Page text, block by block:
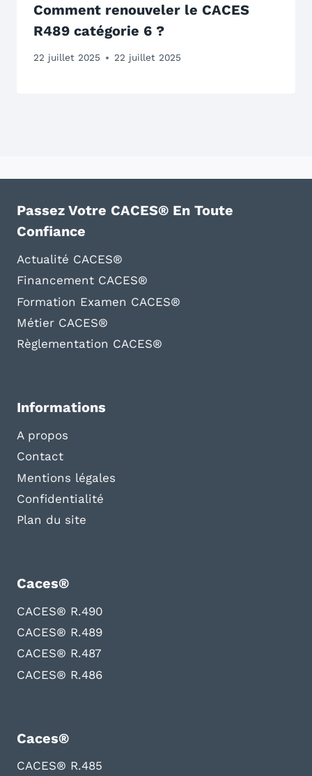
Comment renouveler le CACES
R489 catégorie 6 ?
22 juillet 2025 22 juillet 2025
Passez Votre CACES® En Toute
Confiance
Actualité CACES®
Financement CACES®
Formation Examen CACES®
Métier CACES®
Règlementation CACES®
Informations
A propos
Contact
Mentions légales
Confidentialité
Plan du site
Caces®
CACES® R.490
CACES® R.489
CACES® R.487
CACES® R.486
Caces®
CACES® R.485